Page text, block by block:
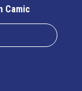
Camic